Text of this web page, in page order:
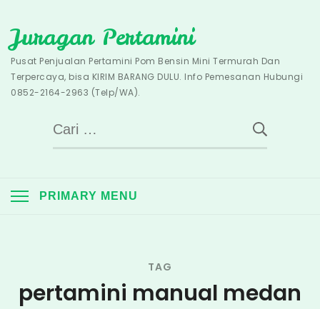
to
content
Juragan Pertamini
Pusat Penjualan Pertamini Pom Bensin Mini Termurah Dan
Terpercaya, bisa KIRIM BARANG DULU. Info Pemesanan Hubungi
0852-2164-2963 (Telp/WA).
Cari
untuk:
PRIMARY MENU
TAG
pertamini manual medan